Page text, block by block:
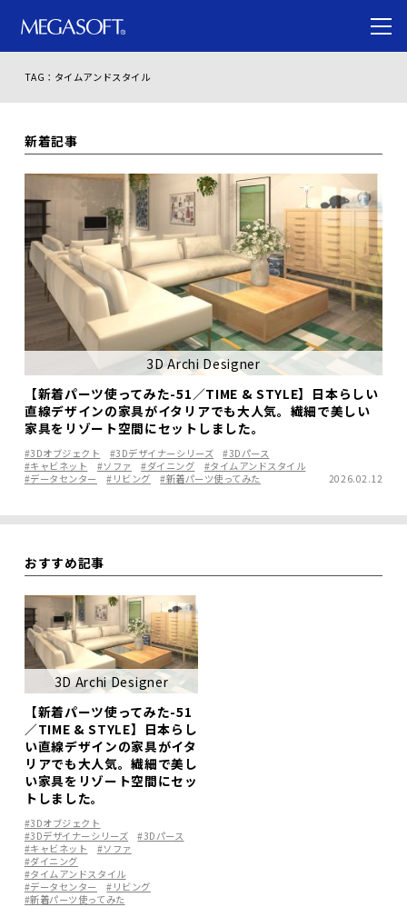
TAG：タイムアンドスタイル
新着記事
3D Archi Designer
【新着パーツ使ってみた-51／TIME & STYLE】日本らしい
直線デザインの家具がイタリアでも大人気。繊細で美しい
家具をリゾート空間にセットしました。
#3Dオブジェクト #3Dデザイナーシリーズ
#3Dパース
#キャビネット
#ソファ #ダイニング
#タイムアンドスタイル
#データセンター
#リビング #新着パーツ使ってみた 2026.02.12
おすすめ記事
3D Archi Designer
【新着パーツ使ってみた-51
／TIME & STYLE】日本らし
い直線デザインの家具がイタ
リアでも大人気。繊細で美し
い家具をリゾート空間にセッ
トしました。
#3Dオブジェクト
#3Dデザイナーシリーズ
#3Dパース
#キャビネット
#ソファ
#ダイニング
#タイムアンドスタイル
#データセンター
#リビング
#新着パーツ使ってみた